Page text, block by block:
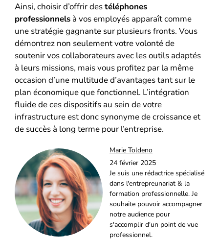
Ainsi, choisir d’offrir destéléphones
professionnels à vos employés apparaît comme
une stratégie gagnante sur plusieurs fronts. Vous
démontrez non seulement votre volonté de
soutenir vos collaborateurs avec les outils adaptés
à leurs missions, mais vous profitez par la même
occasion d’une multitude d’avantages tant sur le
plan économique que fonctionnel. L’intégration
fluide de ces dispositifs au sein de votre
infrastructure est donc synonyme de croissance et
de succès à long terme pour l’entreprise.
Marie Toldeno
24 février 2025
Je suis une rédactrice spécialisé
dans l'entrepreunariat & la
formation professionnelle. Je
souhaite pouvoir accompagner
notre audience pour
s'accomplir d'un point de vue
professionnel.